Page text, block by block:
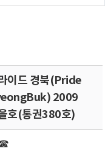
이드 경북(Pride
2009
호(통권380호)